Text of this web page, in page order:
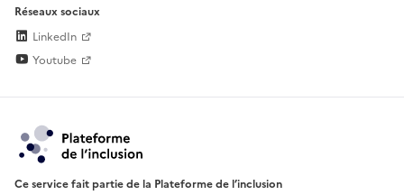
Réseaux sociaux
LinkedIn
Youtube
Ce service fait partie de la Plateforme de l’inclusion